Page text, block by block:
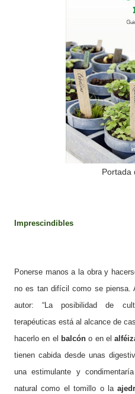
Portada
Imprescindibles
Ponerse manos a la obra y
no es tan difícil como se piensa.
autor: “La posibilidad de
terapéuticas está al alcance de
hacerlo en el balcóno en el
tienen cabida desde unas
una estimulante y
natural como el tomillo o la